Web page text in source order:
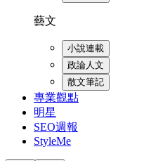
藝文
小說連載
政論人文
散文筆記
專業觀點
明星
SEO週報
StyleMe